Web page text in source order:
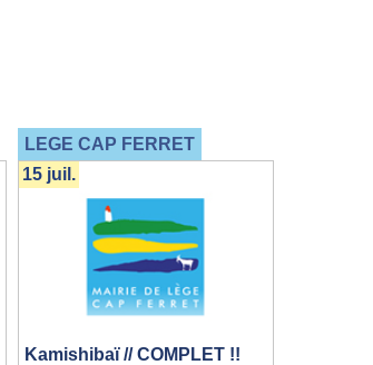
LEGE CAP FERRET
Kamishibaï // COMPLET !!
15 juil.